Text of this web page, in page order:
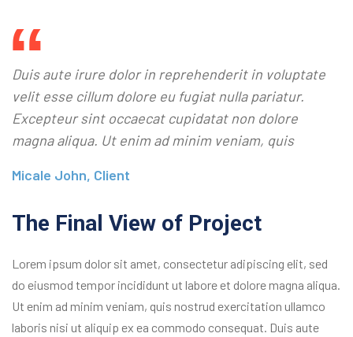
Duis aute irure dolor in reprehenderit in voluptate
velit esse cillum dolore eu fugiat nulla pariatur.
Excepteur sint occaecat cupidatat non dolore
magna aliqua. Ut enim ad minim veniam, quis
Micale John, Client
The Final View of Project
Lorem ipsum dolor sit amet, consectetur adipiscing elit, sed
do eiusmod tempor incididunt ut labore et dolore magna aliqua.
Ut enim ad minim veniam, quis nostrud exercitation ullamco
laboris nisi ut aliquip ex ea commodo consequat. Duis aute